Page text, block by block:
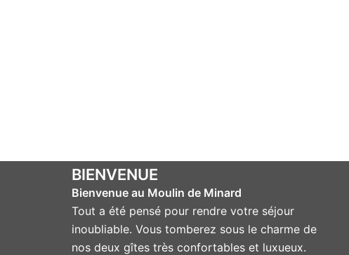
BIENVENUE
Bienvenue au Moulin de Minard
Tout a été pensé pour rendre votre séjour
inoubliable. Vous tomberez sous le charme de
nos deux gîtes très confortables et luxueux.